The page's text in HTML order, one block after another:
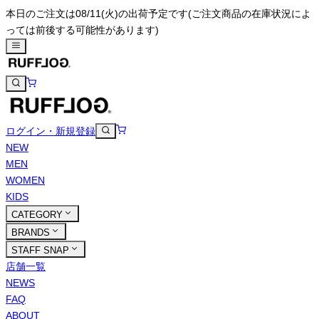
本日のご注文は08/11(火)の出荷予定です(ご注文商品の在庫状況によ
っては前後する可能性があります)
ログイン・新規登録
NEW
MEN
WOMEN
KIDS
CATEGORY
BRANDS
STAFF SNAP
店舗一覧
NEWS
FAQ
ABOUT